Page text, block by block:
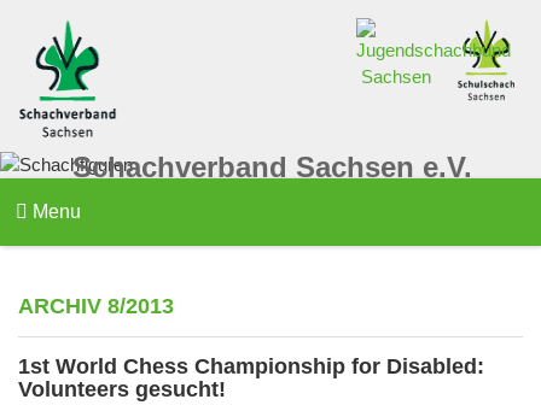
Schachverband Sachsen e.V.
Menu
ARCHIV 8/2013
1st World Chess Championship for Disabled:
Volunteers gesucht!